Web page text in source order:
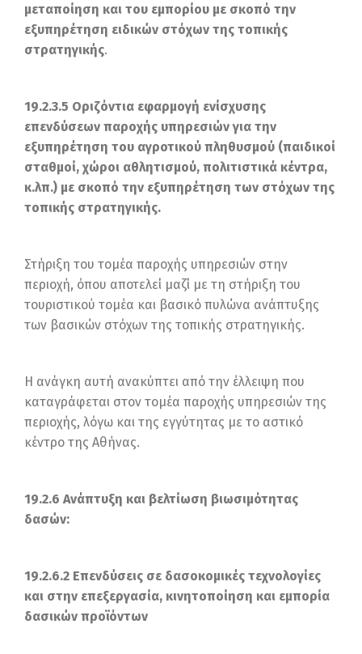
μεταποίηση και του εμπορίου με σκοπό την
εξυπηρέτηση ειδικών στόχων της τοπικής
στρατηγικής.
19.2.3.5 Οριζόντια εφαρμογή ενίσχυσης
επενδύσεων παροχής υπηρεσιών για την
εξυπηρέτηση του αγροτικού πληθυσμού (παιδικοί
σταθμοί, χώροι αθλητισμού, πολιτιστικά κέντρα,
κ.λπ.) με σκοπό την εξυπηρέτηση των στόχων της
τοπικής στρατηγικής.
Στήριξη του τομέα παροχής υπηρεσιών στην
περιοχή, όπου αποτελεί μαζί με τη στήριξη του
τουριστικού τομέα και βασικό πυλώνα ανάπτυξης
των βασικών στόχων της τοπικής στρατηγικής.
Η ανάγκη αυτή ανακύπτει από την έλλειψη που
καταγράφεται στον τομέα παροχής υπηρεσιών της
περιοχής, λόγω και της εγγύτητας με το αστικό
κέντρο της Αθήνας.
19.2.6 Ανάπτυξη και βελτίωση βιωσιμότητας
δασών:
19.2.6.2 Επενδύσεις σε δασοκομικές τεχνολογίες
και στην επεξεργασία, κινητοποίηση και εμπορία
δασικών προϊόντων